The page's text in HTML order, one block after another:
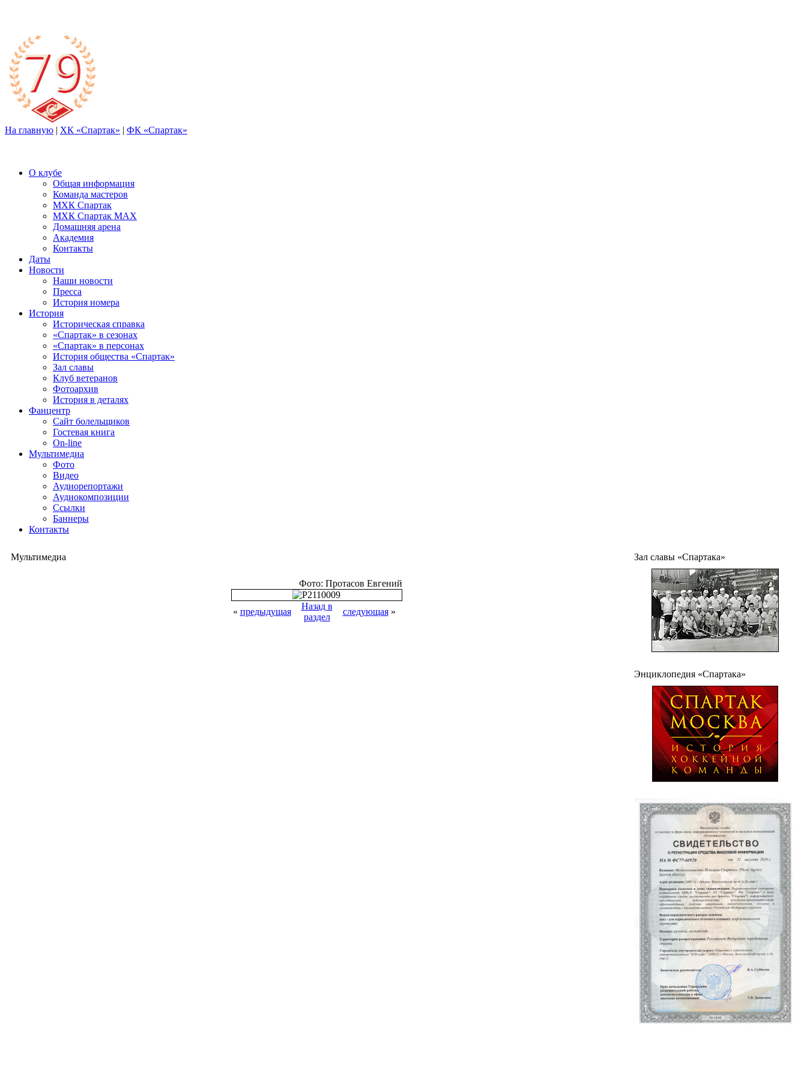
На главную | ХК «Спартак» | ФК «Спартак»
О клубе
Общая информация
Команда мастеров
МХК Спартак
МХК Спартак МАХ
Домашняя арена
Академия
Контакты
Даты
Новости
Наши новости
Пресса
История номера
История
Историческая справка
«Спартак» в сезонах
«Спартак» в персонах
История общества «Спартак»
Зал славы
Клуб ветеранов
Фотоархив
История в деталях
Фанцентр
Сайт болельщиков
Гостевая книга
On-line
Мультимедиа
Фото
Видео
Аудиорепортажи
Аудиокомпозиции
Ссылки
Баннеры
Контакты
Мультимедиа
Фото: Протасов Евгений
« предыдущая
Назад в
раздел
следующая»
Зал славы «Спартака»
Энциклопедия «Спартака»